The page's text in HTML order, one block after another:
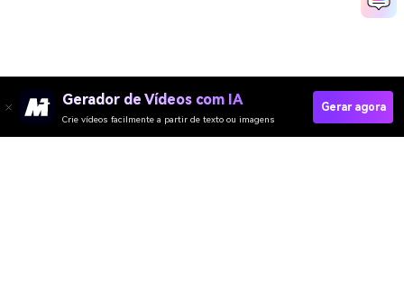
Gerador de Vídeos com IA
Crie vídeos facilmente a partir de texto ou imagens
Gerar agora